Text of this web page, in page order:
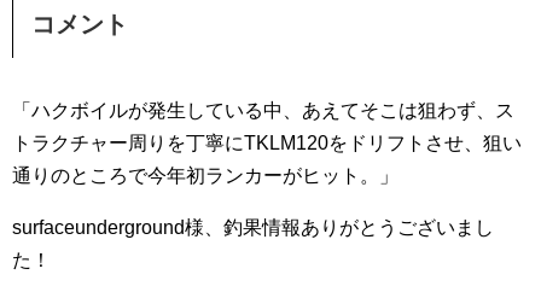
コメント
「ハクボイルが発生している中、あえてそこは狙わず、ス
トラクチャー周りを丁寧にTKLM120をドリフトさせ、狙い
通りのところで今年初ランカーがヒット。」
surfaceunderground様、釣果情報ありがとうございまし
た！